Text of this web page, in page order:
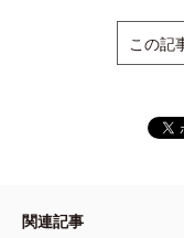
この記
関連記事